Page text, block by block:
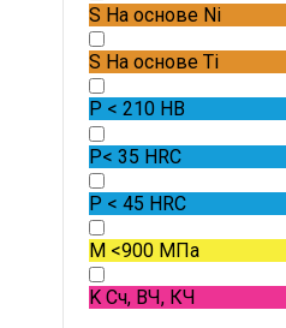
S На основе Ni
S На основе Ti
P < 210 HB
P< 35 HRC
P < 45 HRC
M <900 МПа
K Сч, ВЧ, КЧ